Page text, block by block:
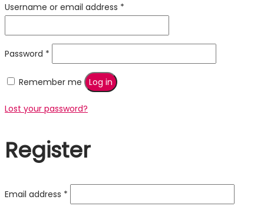
Username or email address *
Password *
Remember me Log in
Lost your password?
Register
Email address *